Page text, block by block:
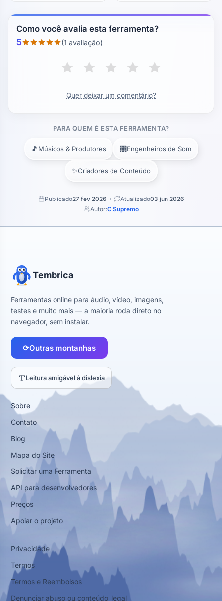
Como você avalia esta ferramenta?
5 (1 avaliação)
Quer deixar um comentário?
PARA QUEM É ESTA FERRAMENTA?
🎵 Músicos & Produtores 🎛️Engenheiros de Som
✨Criadores de Conteúdo
Publicado27 fev 2026 Atualizado03 jun 2026
Autor:O Supremo
Tembrica
Ferramentas online para áudio, vídeo, imagens,
testes e muito mais — a maioria roda direto no
navegador, sem instalar.
⟳Outras montanhas
Leitura amigável à dislexia
Sobre
Contato
Blog
Mapa do Site
Solicitar uma Ferramenta
API para desenvolvedores
Preços
Apoiar o projeto
Privacidade
Termos
Termos e Reembolsos
Denunciar abuso ou conteúdo ilegal